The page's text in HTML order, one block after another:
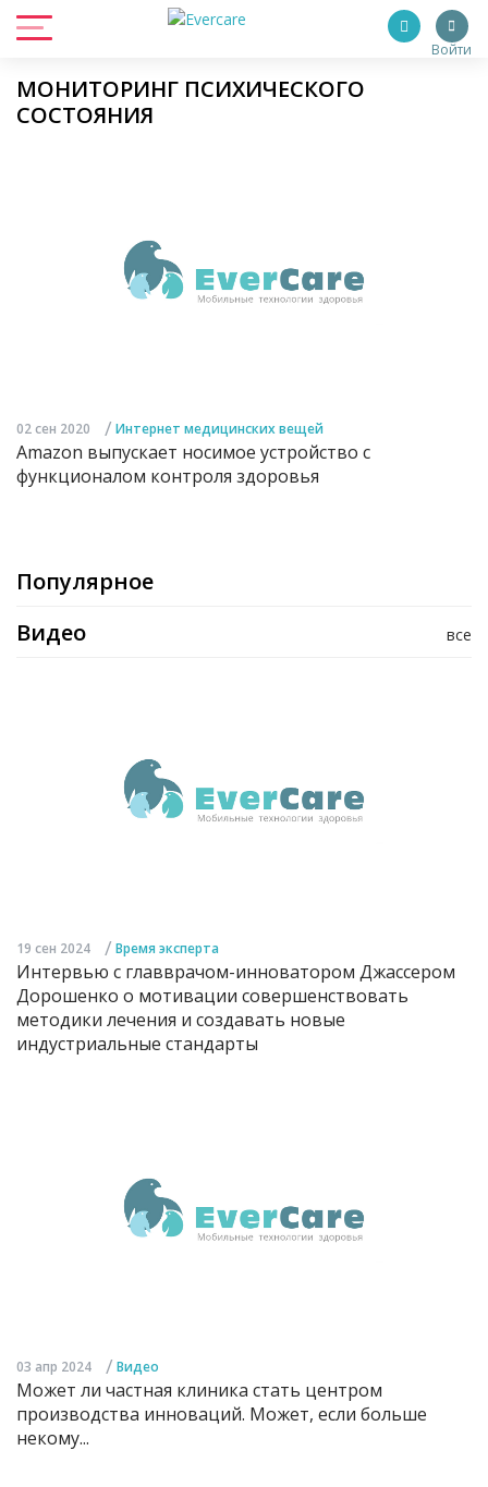
Войти
МОНИТОРИНГ ПСИХИЧЕСКОГО
СОСТОЯНИЯ
02 сен 2020 / Интернет медицинских вещей
Amazon выпускает носимое устройство с
функционалом контроля здоровья
Популярное
все
Видео
19 сен 2024 / Время эксперта
Интервью с главврачом-инноватором Джассером
Дорошенко о мотивации совершенствовать
методики лечения и создавать новые
индустриальные стандарты
03 апр 2024 / Видео
Может ли частная клиника стать центром
производства инноваций. Может, если больше
некому...